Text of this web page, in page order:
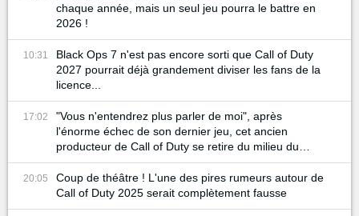
chaque année, mais un seul jeu pourra le battre en
2026 !
10:31
Black Ops 7 n'est pas encore sorti que Call of Duty
2027 pourrait déjà grandement diviser les fans de la
licence...
17:02
"Vous n'entendrez plus parler de moi", après
l'énorme échec de son dernier jeu, cet ancien
producteur de Call of Duty se retire du milieu du
gaming
20:05
Coup de théâtre ! L'une des pires rumeurs autour de
Call of Duty 2025 serait complètement fausse